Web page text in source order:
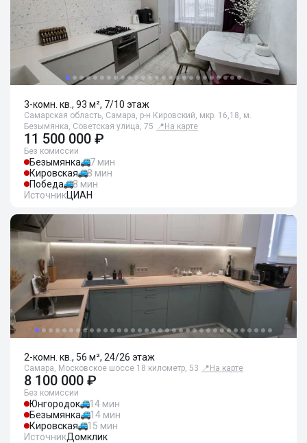
3-комн. кв., 93 м², 7/10 этаж
Самарская область, Самара, р-н Кировский, мкр. 16,18, м.
Безымянка, Советская улица, 75 📍 На карте
11 500 000 ₽
Без комиссии
Безымянка
7 мин
Кировская
8 мин
Победа
8 мин
ИсточникЦИАН
2-комн. кв., 56 м², 24/26 этаж
Самара, Московское шоссе 18 километр, 53 📍 На карте
8 100 000 ₽
Без комиссии
Юнгородок
14 мин
Безымянка
14 мин
Кировская
15 мин
ИсточникДомклик